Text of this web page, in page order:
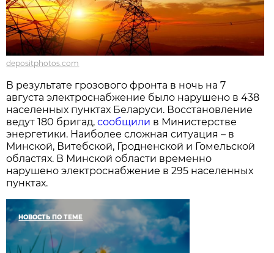
depositphotos.com
В результате грозового фронта в ночь на 7
августа электроснабжение было нарушено в 438
населенных пунктах Беларуси. Восстановление
ведут 180 бригад,сообщили в Министерстве
энергетики. Наиболее сложная ситуация – в
Минской, Витебской, Гродненской и Гомельской
областях. В Минской области временно
нарушено электроснабжение в 295 населенных
пунктах.
НОВОСТЬ ПО ТЕМЕ